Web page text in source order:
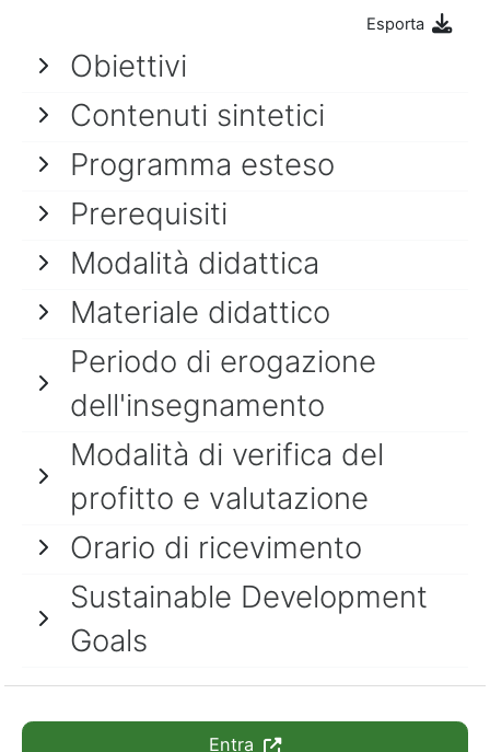
Esporta
Obiettivi
Contenuti sintetici
Programma esteso
Prerequisiti
Modalità didattica
Materiale didattico
Periodo di erogazione
dell'insegnamento
Modalità di verifica del
profitto e valutazione
Orario di ricevimento
Sustainable Development
Goals
Entra